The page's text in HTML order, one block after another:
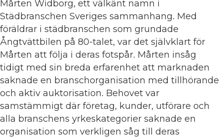
Mårten Widborg, ett välkänt namn i
Städbranschen Sveriges sammanhang. Med
föräldrar i städbranschen som grundade
Ångtvättbilen på 80-talet, var det självklart för
Mårten att följa i deras fotspår. Mårten insåg
tidigt med sin breda erfarenhet att marknaden
saknade en branschorganisation med tillhörande
och aktiv auktorisation. Behovet var
samstämmigt där företag, kunder, utförare och
alla branschens yrkeskategorier saknade en
organisation som verkligen såg till deras